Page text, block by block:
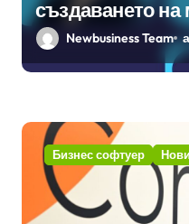
създаването
стандарти за
изкуствен
Newbusiness Team
Бизнес софтуер